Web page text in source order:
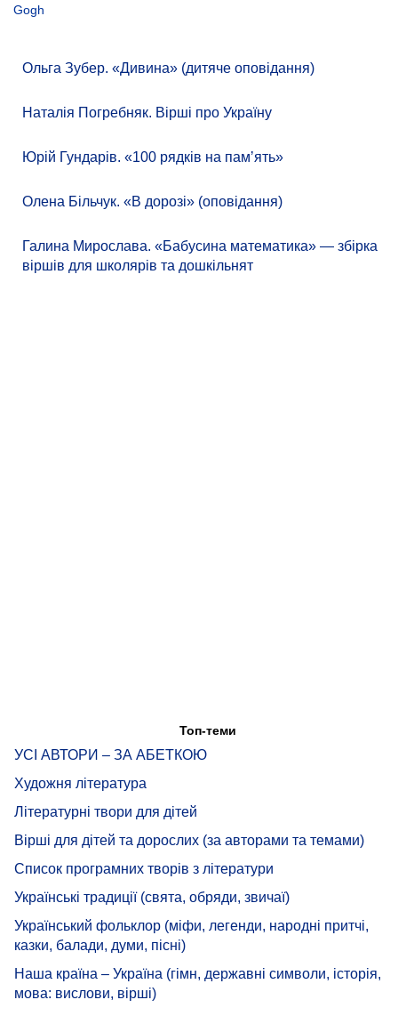
Gogh
Ольга Зубер. «Дивина» (дитяче оповідання)
Наталія Погребняк. Вірші про Україну
Юрій Гундарів. «100 рядків на памʼять»
Олена Більчук. «В дорозі» (оповідання)
Галина Мирослава. «Бабусина математика» — збірка
віршів для школярів та дошкільнят
Топ-теми
УСІ АВТОРИ – ЗА АБЕТКОЮ
Художня література
Літературні твори для дітей
Вірші для дітей та дорослих (за авторами та темами)
Список програмних творів з літератури
Українські традиції (свята, обряди, звичаї)
Український фольклор (міфи, легенди, народні притчі,
казки, балади, думи, пісні)
Наша країна – Україна (гімн, державні символи, історія,
мова: вислови, вірші)